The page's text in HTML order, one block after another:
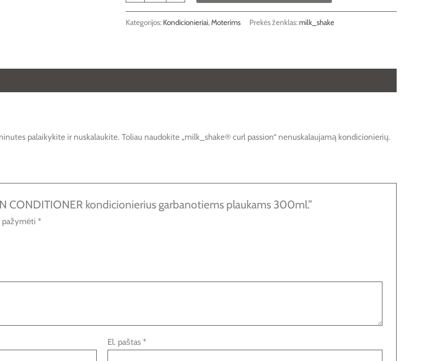
Kategorijos: Kondicionieriai,Moterims Prekės ženklas: milk_shake
palaikykite ir nuskalaukite. Toliau naudokite „milk_shake® curl passion“ nenuskalaujamą kondicionierių.
CONDITIONER kondicionierius garbanotiems plaukams 300ml.”
pažymėti *
El. paštas *